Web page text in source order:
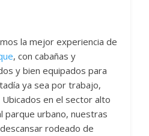
la mejor experiencia de
, con cabañas y
y bien equipados para
ya sea por trabajo,
en el sector alto
parque urbano, nuestras
rodeado de